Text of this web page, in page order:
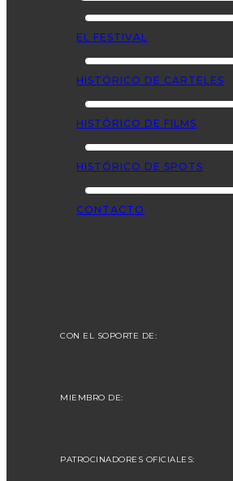
EL FESTIVAL
HISTÓRICO DE CARTELES
HISTÓRICO DE FILMS
HISTÓRICO DE SPOTS
CONTACTO
CON EL SOPORTE DE:
MIEMBRO DE:
PATROCINADORES OFICIALES: